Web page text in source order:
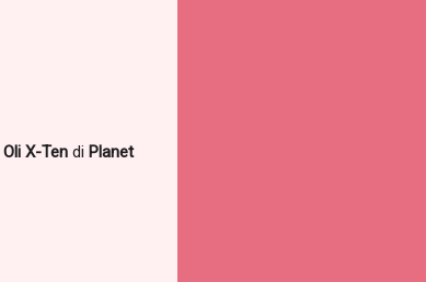
Oli X-Ten di Planet